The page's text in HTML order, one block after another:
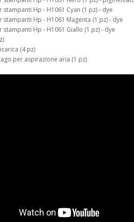
stampanti Hp - H1061 Cyan (1 pz) - dye
stampanti Hp - H1061 Magenta (1 pz) - dye
stampanti Hp - H1061 Giallo (1 pz) - dye
(4 pz)
ago per aspirazione aria (1 pz)